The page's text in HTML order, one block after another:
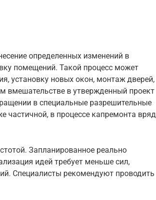
определенных изменений в
помещений. Такой процесс может
установку новых окон, монтаж дверей,
вмешательстве в утвержденный проект
в специальные разрешительные
частичной, в процессе капремонта вряд
Запланированное реально
идей требует меньше сил,
Специалисты рекомендуют проводить